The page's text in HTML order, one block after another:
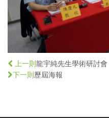
上一則 龍宇純先生學術研討會
下一則 歷屆海報